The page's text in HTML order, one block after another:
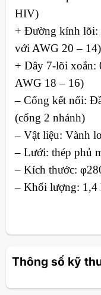
HIV)
+ Đường kính lõi:
với AWG 20 – 14)
+ Dây 7-lõi xoắn:
AWG 18 – 16)
– Cổng kết nối:
(cổng 2 nhánh)
– Vật liệu: Vành
– Lưới: thép phủ
– Kích thước:
– Khối lượng: 1,4
Thông số kỹ